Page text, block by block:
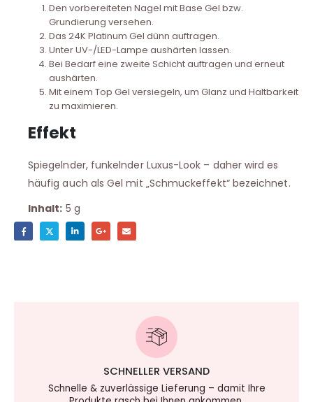
Den vorbereiteten Nagel mit Base Gel bzw.
Grundierung versehen.
Das 24K Platinum Gel dünn auftragen.
Unter UV-/LED-Lampe aushärten lassen.
Bei Bedarf eine zweite Schicht auftragen und erneut
aushärten.
Mit einem Top Gel versiegeln, um Glanz und Haltbarkeit
zu maximieren.
Effekt
Spiegelnder, funkelnder Luxus-Look – daher wird es
häufig auch als Gel mit „Schmuckeffekt“ bezeichnet.
Inhalt: 5 g
SCHNELLER VERSAND
Schnelle & zuverlässige Lieferung – damit Ihre